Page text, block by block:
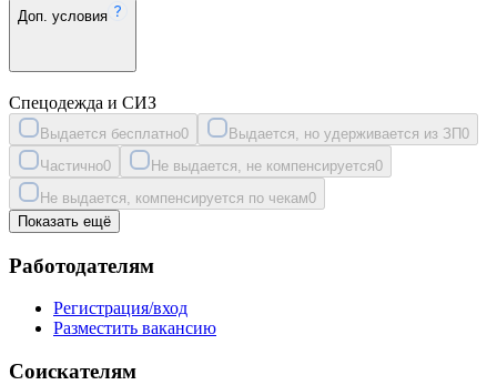
Доп. условия
Спецодежда и СИЗ
Выдается бесплатно0 Выдается, но удерживается из ЗП0
Частично0 Не выдается, не компенсируется0
Не выдается, компенсируется по чекам0
Показать ещё
Работодателям
Регистрация/вход
Разместить вакансию
Соискателям